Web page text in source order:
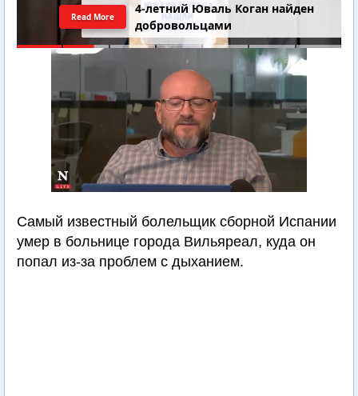
4-летний Юваль Коган найден
добровольцами
Read More
Самый известный болельщик сборной Испании
умер в больнице города Вильяреал, куда он
попал из-за проблем с дыханием.